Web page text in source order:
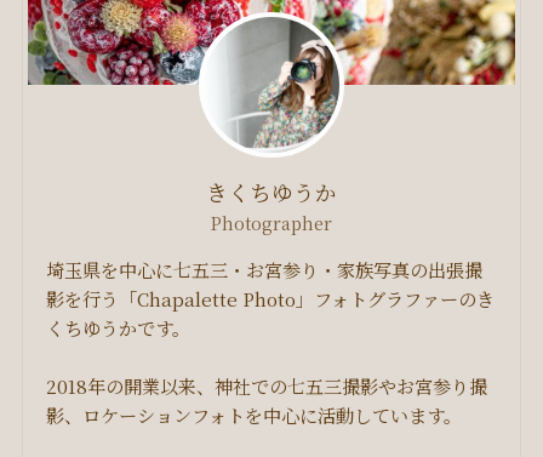
きくちゆうか
Photographer
埼玉県を中心に七五三・お宮参り・家族写真の出張撮
影を行う「Chapalette Photo」フォトグラファーのき
くちゆうかです。
2018年の開業以来、神社での七五三撮影やお宮参り撮
影、ロケーションフォトを中心に活動しています。